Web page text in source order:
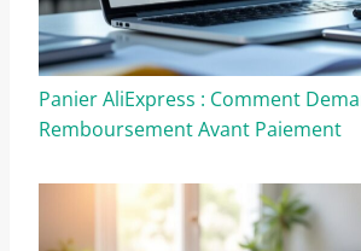
Panier AliExpress : Comment
Remboursement Avant Paiement